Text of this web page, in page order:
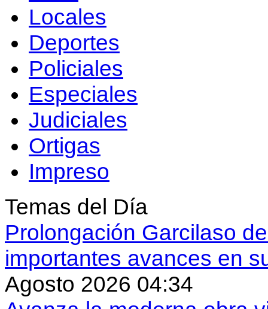
Locales
Deportes
Policiales
Especiales
Judiciales
Ortigas
Impreso
Temas del Día
Prolongación Garcilaso
importantes avances en
Agosto 2026 04:34